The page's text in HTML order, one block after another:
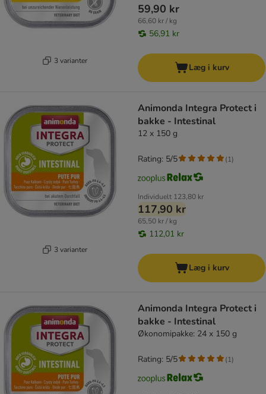
3 varianter
59,90 kr
66,60 kr / kg
56,91 kr
Læg i kurv
3 varianter
Animonda Integra Protect i
bakke - Intestinal
12 x 150 g
Individuelt 123,80 kr
117,90 kr
65,50 kr / kg
112,01 kr
Rating: 5/5 (1)
Læg i kurv
Animonda Integra Protect i
bakke - Intestinal
Økonomipakke: 24 x 150 g
Rating: 5/5 (1)